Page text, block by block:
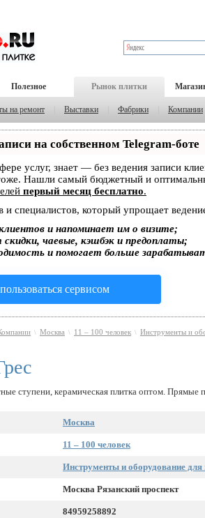
Полезное Рынок плитки
на ремонт Выставки Фабрики Компании
на собственном Telegram-боте
услуг, знает — без ведения записи
Нашли самый бюджетный и
первый месяц бесплатно.
и специалистов, который упрощает
и напоминает им о визите;
скидки, чаевые, кэшбэк и предоплаты;
и помогает больше
сервисом
\ Москва \ 11 – 100 человек \ Инструменты и
ступени, керамическая плитка оптом. Прямые
Москва
11 – 100 человек
Инструменты и оборудование для
Москва Рязанский проспект
84959258892